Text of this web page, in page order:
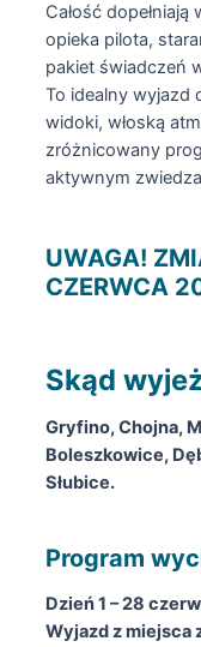
Całość
opieka pilota,
pakiet świadczeń
To idealny wyjazd
widoki, włoską
zróżnicowany
aktywnym
UWAGA!
CZERWCA
Skąd
Gryfino, Chojna,
Boleszkowice,
Słubice.
Program
Dzień 1 – 28
Wyjazd z miejsca